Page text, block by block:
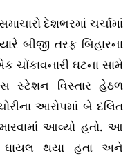
દેશભરમાં ચર્ચામાં
બીજી તરફ બિહારના
ચોંકાવનારી ઘટના સામે
સ્ટેશન વિસ્તાર હેઠળ
આરોપમાં બે દલિત
મારવામાં આવ્યો હતો. આ
ઘાયલ થયા હતા અને